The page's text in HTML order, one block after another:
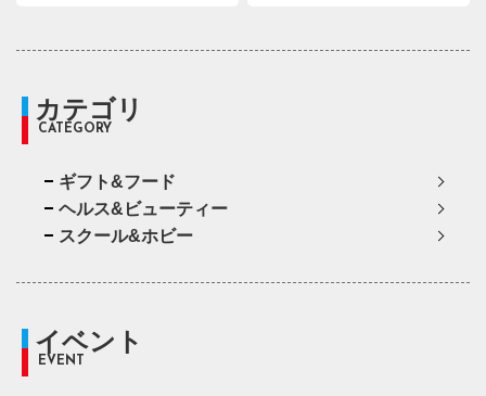
カテゴリ
CATEGORY
ギフト&フード
ヘルス&ビューティー
スクール&ホビー
イベント
EVENT